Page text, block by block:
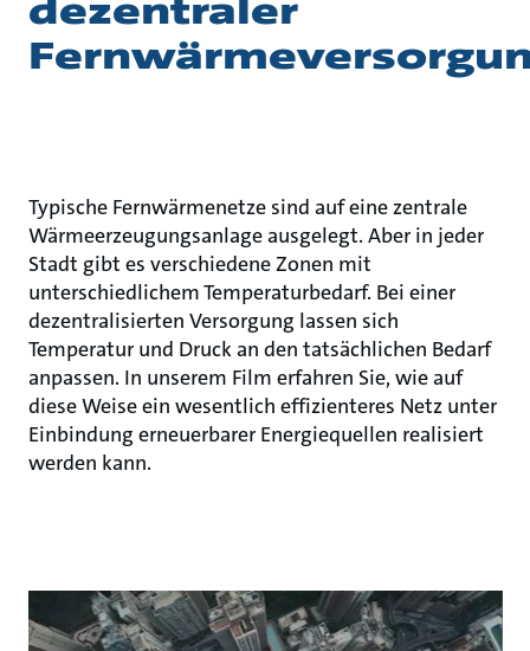
dezentraler
Typische Fernwärmenetze sind auf eine zentrale
Wärmeerzeugungsanlage ausgelegt. Aber in jeder
Stadt gibt es verschiedene Zonen mit
unterschiedlichem Temperaturbedarf. Bei einer
dezentralisierten Versorgung lassen sich
Temperatur und Druck an den tatsächlichen Bedarf
anpassen. In unserem Film erfahren Sie, wie auf
diese Weise ein wesentlich effizienteres Netz unter
Einbindung erneuerbarer Energiequellen realisiert
werden kann.